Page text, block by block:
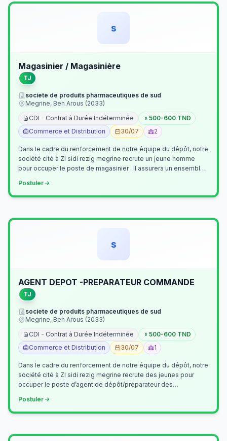
s
Magasinier / Magasinière
TJ
societe de produits pharmaceutiques de sud
Megrine, Ben Arous (2033)
CDI - Contrat à Durée Indéterminée
500-600 TND
Commerce et Distribution
30/07 2
Dans le cadre du renforcement de notre équipe du dépôt, notre
société cité à ZI sidi rezig megrine recrute un jeune homme
pour occuper le poste de magasinier . Il assurera un ensemble
Postuler
s
AGENT DEPOT -PREPARATEUR COMMANDE
TJ
societe de produits pharmaceutiques de sud
Megrine, Ben Arous (2033)
CDI - Contrat à Durée Indéterminée
500-600 TND
Commerce et Distribution
30/07 1
Dans le cadre du renforcement de notre équipe du dépôt, notre
société cité à ZI sidi rezig megrine recrute des jeunes pour
occuper le poste d’agent de dépôt/préparateur des
Postuler